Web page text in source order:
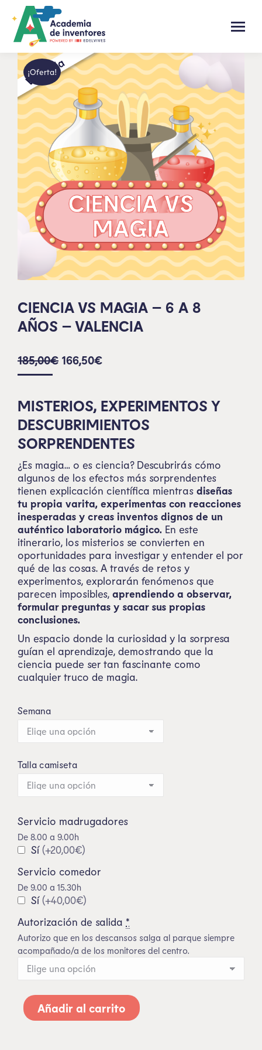
¡Oferta!
CIENCIA VS MAGIA – 6 A 8
AÑOS – VALENCIA
185,00€ 166,50€
MISTERIOS, EXPERIMENTOS Y
DESCUBRIMIENTOS
SORPRENDENTES
¿Es magia… o es ciencia? Descubrirás cómo
algunos de los efectos más sorprendentes
tienen explicación científica mientras diseñas
tu propia varita, experimentas con reacciones
inesperadas y creas inventos dignos de un
auténtico laboratorio mágico. En este
itinerario, los misterios se convierten en
oportunidades para investigar y entender el por
qué de las cosas. A través de retos y
experimentos, explorarán fenómenos que
parecen imposibles, aprendiendo a observar,
formular preguntas y sacar sus propias
conclusiones.
Un espacio donde la curiosidad y la sorpresa
guían el aprendizaje, demostrando que la
ciencia puede ser tan fascinante como
cualquier truco de magia.
Semana
Talla camiseta
Servicio madrugadores
De 8.00 a 9.00h
Sí(+20,00€)
Servicio comedor
De 9.00 a 15.30h
Sí(+40,00€)
Autorización de salida *
Autorizo que en los descansos salga al parque siempre
acompañado/a de los monitores del centro.
Añadir al carrito